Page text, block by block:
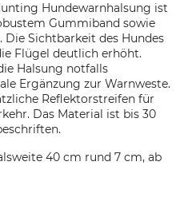
Hundewarnhalsung ist
Gummiband sowie
Sichtbarkeit des Hundes
Flügel deutlich erhöht.
Halsung notfalls
Ergänzung zur Warnweste.
Reflektorstreifen für
Das Material ist bis 30
40 cm rund 7 cm, ab